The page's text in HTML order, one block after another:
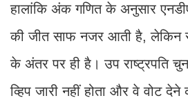
हालांकि अंक गणित के अनुसार
की जीत साफ नजर आती है,
के अंतर पर ही है। उप राष्ट्रपति
व्हिप जारी नहीं होता और वे वोट